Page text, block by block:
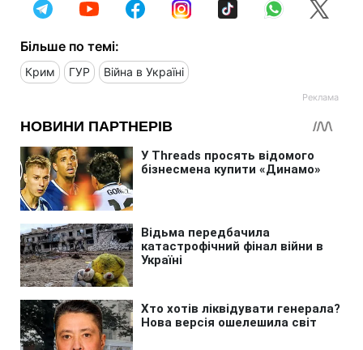
Більше по темі:
Крим ГУР Війна в Україні